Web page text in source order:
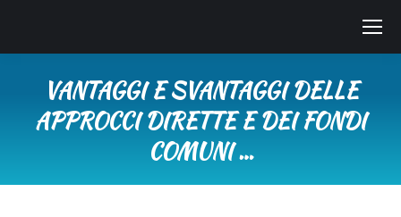
VANTAGGI E SVANTAGGI DELLE
APPROCCI DIRETTE E DEI FONDI
COMUNI …